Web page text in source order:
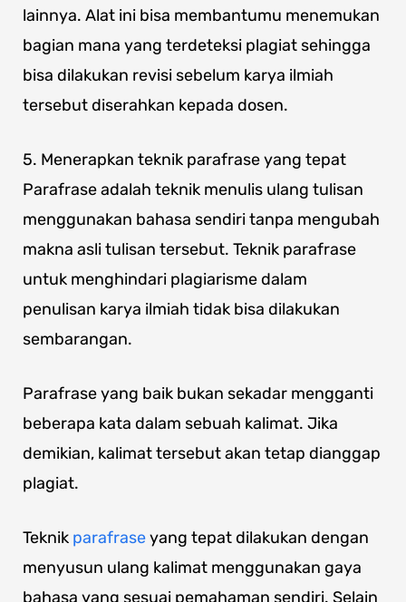
lainnya. Alat ini bisa membantumu menemukan
bagian mana yang terdeteksi plagiat sehingga
bisa dilakukan revisi sebelum karya ilmiah
tersebut diserahkan kepada dosen.
5. Menerapkan teknik parafrase yang tepat
Parafrase adalah teknik menulis ulang tulisan
menggunakan bahasa sendiri tanpa mengubah
makna asli tulisan tersebut. Teknik parafrase
untuk menghindari plagiarisme dalam
penulisan karya ilmiah tidak bisa dilakukan
sembarangan.
Parafrase yang baik bukan sekadar mengganti
beberapa kata dalam sebuah kalimat. Jika
demikian, kalimat tersebut akan tetap dianggap
plagiat.
Teknik parafraseyang tepat dilakukan dengan
menyusun ulang kalimat menggunakan gaya
bahasa yang sesuai pemahaman sendiri. Selain